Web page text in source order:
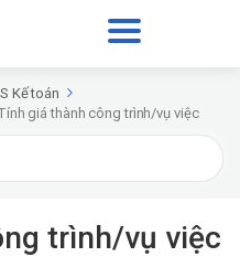
Kế toán
giá thành công trình/vụ việc
trình/vụ việc